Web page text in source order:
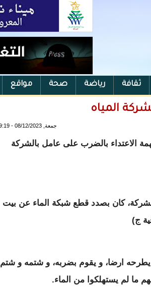
ثقافة رياضة صحة مواقع
المياه
جمعة, 08/12/2023 - 19:19
الاعتداء بالضرب على عامل بالشركة
كان بصدد قطع شبكة الماء عن بيت
ارضا، و يقوم بضربه، و شتمه و شتم
ما لم يستهلكوا من الماء.